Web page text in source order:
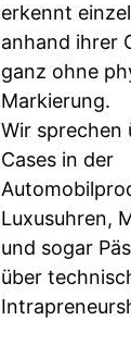
erkennt
anhand ihrer
ganz ohne
Markierung.
Wir sprechen
Cases in der
Luxusuhren,
und sogar
über